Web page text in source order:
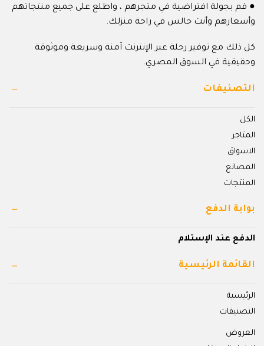
● قم بجولة افتراضية في متجرهم ، واطلع على جميع منتجاتهم
وأسعارهم وأنت جالس في راحة منزلك.
كل ذلك مع توفير رحلة عبر الإنترنت آمنة وسريعة وموثوقة
وحقيقية في السوق المصري.
التصنيفات
الكل
المتاجر
الاسواق
المصانع
المنتجات
بوابة الدفع
الدفع عند الإستلام
القائمة الرئيسية
الرئيسية
التصنيفات
العروض